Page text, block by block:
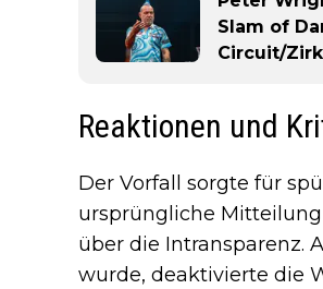
Slam of
Circuit/
Reaktionen und
Der Vorfall sorgte für
ursprüngliche
über die Intransparenz.
wurde, deaktivierte die